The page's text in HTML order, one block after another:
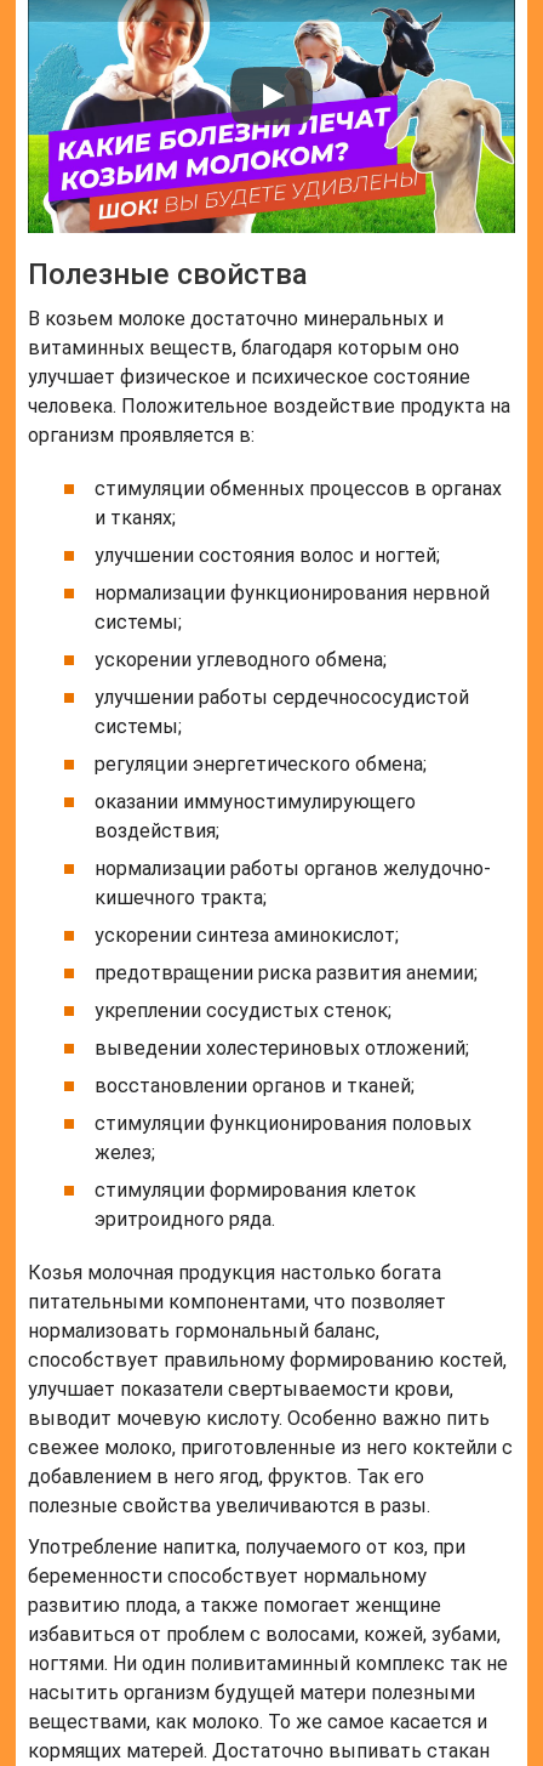
Полезные свойства
В козьем молоке достаточно минеральных и
витаминных веществ, благодаря которым оно
улучшает физическое и психическое состояние
человека. Положительное воздействие продукта на
организм проявляется в:
стимуляции обменных процессов в органах
и тканях;
улучшении состояния волос и ногтей;
нормализации функционирования нервной
системы;
ускорении углеводного обмена;
улучшении работы сердечнососудистой
системы;
регуляции энергетического обмена;
оказании иммуностимулирующего
воздействия;
нормализации работы органов желудочно-
кишечного тракта;
ускорении синтеза аминокислот;
предотвращении риска развития анемии;
укреплении сосудистых стенок;
выведении холестериновых отложений;
восстановлении органов и тканей;
стимуляции функционирования половых
желез;
стимуляции формирования клеток
эритроидного ряда.
Козья молочная продукция настолько богата
питательными компонентами, что позволяет
нормализовать гормональный баланс,
способствует правильному формированию костей,
улучшает показатели свертываемости крови,
выводит мочевую кислоту. Особенно важно пить
свежее молоко, приготовленные из него коктейли с
добавлением в него ягод, фруктов. Так его
полезные свойства увеличиваются в разы.
Употребление напитка, получаемого от коз, при
беременности способствует нормальному
развитию плода, а также помогает женщине
избавиться от проблем с волосами, кожей, зубами,
ногтями. Ни один поливитаминный комплекс так не
насытить организм будущей матери полезными
веществами, как молоко. То же самое касается и
кормящих матерей. Достаточно выпивать стакан